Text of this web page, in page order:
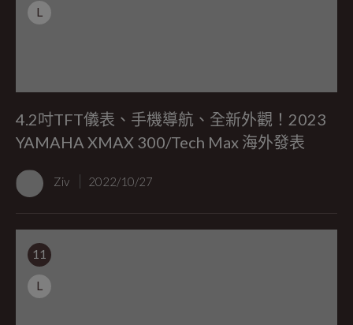
L
4.2吋TFT儀表、手機導航、全新外觀！2023
YAMAHA XMAX 300/Tech Max 海外發表
Ziv 2022/10/27
11
L